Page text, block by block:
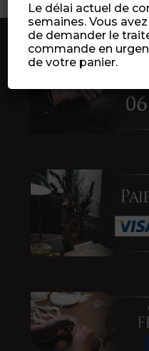
Le délai actuel de
semaines. Vous
de demander le
commande en
de votre panier.